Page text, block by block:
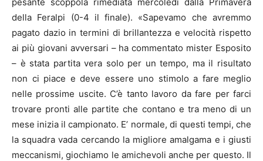
della Feralpi (0-4 il finale). «Sapevamo che avremmo
pagato dazio in termini di brillantezza e velocità rispetto
ai più giovani avversari – ha commentato mister Esposito
– è stata partita vera solo per un tempo, ma il risultato
non ci piace e deve essere uno stimolo a fare meglio
nelle prossime uscite. C’è tanto lavoro da fare per farci
trovare pronti alle partite che contano e tra meno di un
mese inizia il campionato. E’ normale, di questi tempi, che
la squadra vada cercando la migliore amalgama e i giusti
meccanismi, giochiamo le amichevoli anche per questo. Il